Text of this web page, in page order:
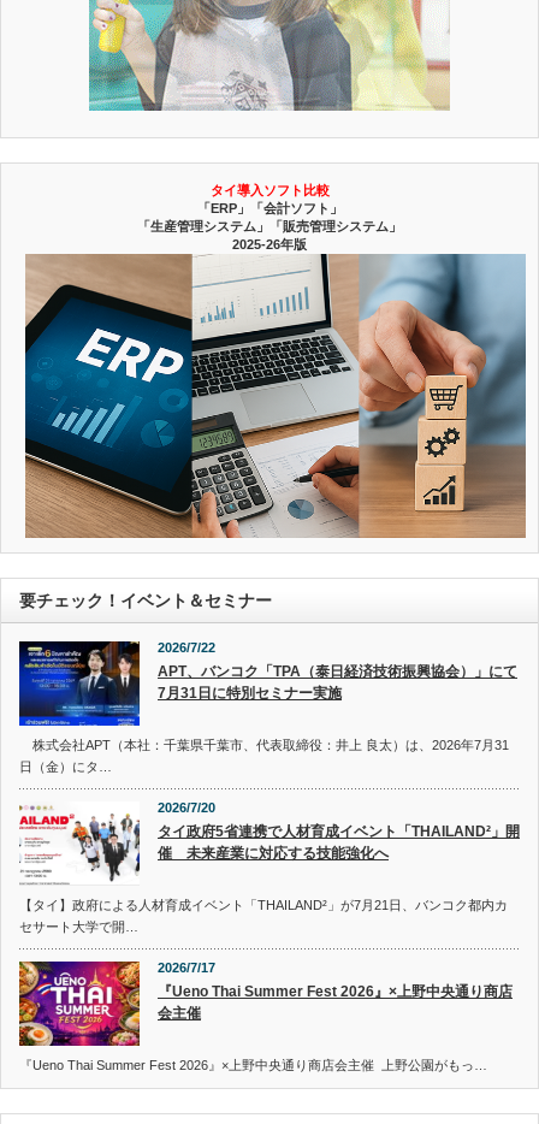
タイ導入ソフト比較
「ERP」「会計ソフト」
「生産管理システム」「販売管理システム」
2025-26年版
要チェック！イベント＆セミナー
2026/7/22
APT、バンコク「TPA（泰日経済技術振興協会）」にて
7月31日に特別セミナー実施
株式会社APT（本社：千葉県千葉市、代表取締役：井上 良太）は、2026年7月31
日（金）にタ…
2026/7/20
タイ政府5省連携で人材育成イベント「THAILAND²」開
催 未来産業に対応する技能強化へ
【タイ】政府による人材育成イベント「THAILAND²」が7月21日、バンコク都内カ
セサート大学で開…
2026/7/17
『Ueno Thai Summer Fest 2026』×上野中央通り商店
会主催
『Ueno Thai Summer Fest 2026』×上野中央通り商店会主催 上野公園がもっ…